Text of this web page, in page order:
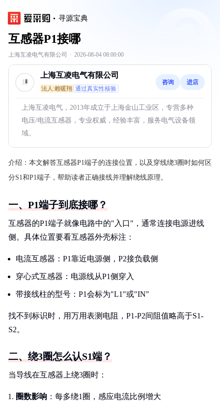
寻源宝典
互感器P1接哪
上海互凌电气有限公司 · 2026-08-04 08:00:00
上海互凌电气有限公司
法人:赖暖翔 通过真实性核验
咨询 进店
上海互凌电气，2013年成立于上海金山工业区，专营多种
电压/电流互感器，专业权威，经验丰富，服务电气设备领
域。
介绍： 本文解答互感器P1端子的连接位置，以及穿线绕3圈时如何区
分S1和P1端子，帮助读者正确接线并理解绕线原理。
一、P1端子到底接哪？
互感器的P1端子就像电路中的"入口"，通常连接电源进线
侧。具体位置要看互感器外壳标注：
电流互感器：P1靠近电源侧，P2接负载侧
穿心式互感器：电源线从P1侧穿入
带接线柱的型号：P1会标为"L1"或"IN"
找不到标识时，用万用表测电阻，P1-P2间阻值略高于S1-
S2。
二、绕3圈怎么认S1端？
当导线在互感器上绕3圈时：
圈数影响 ：每多绕1圈，感应电流比例增大